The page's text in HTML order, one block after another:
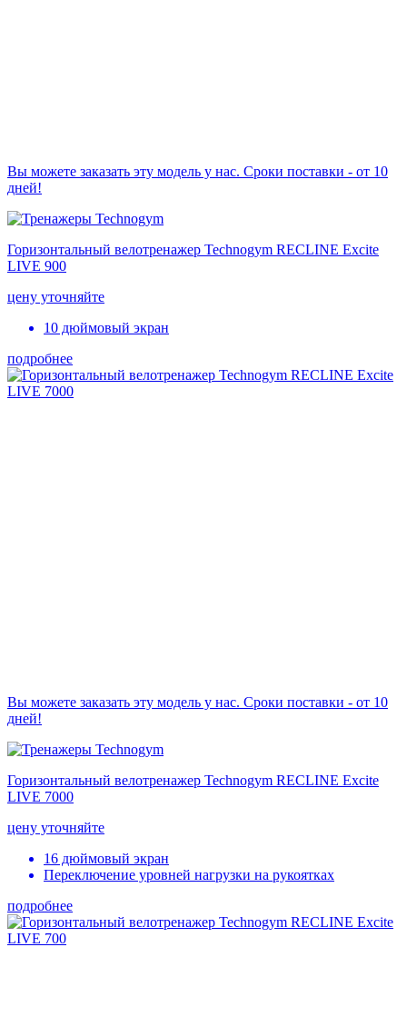
Вы можете заказать эту модель у нас. Сроки поставки - от 10
дней!
Горизонтальный велотренажер Technogym RECLINE Excite
LIVE 900
цену уточняйте
10 дюймовый экран
подробнее
Вы можете заказать эту модель у нас. Сроки поставки - от 10
дней!
Горизонтальный велотренажер Technogym RECLINE Excite
LIVE 7000
цену уточняйте
16 дюймовый экран
Переключение уровней нагрузки на рукоятках
подробнее